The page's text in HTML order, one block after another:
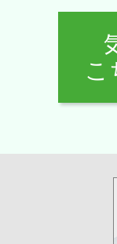
こ